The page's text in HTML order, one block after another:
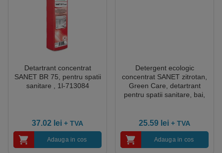
Detartrant concentrat
SANET BR 75, pentru spatii
sanitare , 1l-713084
37.02 lei + TVA
Adauga in cos
Detergent ecologic
concentrat SANET zitrotan,
Green Care, detartrant
pentru spatii sanitare, bai,
Label Score, Ecolabel,
Cradle-to-Cradle, CLP
Free, Biodegradabil
complet
25.59 lei + TVA
Adauga in cos